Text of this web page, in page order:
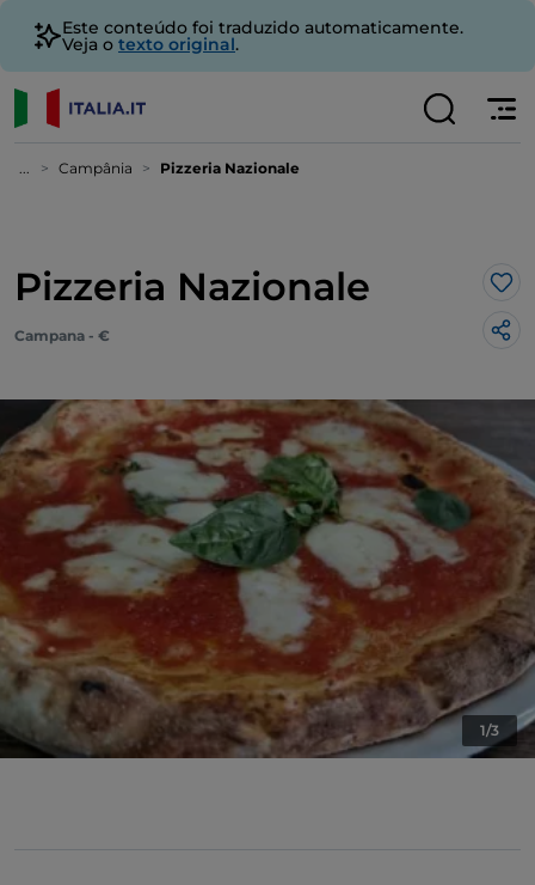
Este conteúdo foi traduzido automaticamente.
Veja o texto original.
... Campânia Pizzeria Nazionale
Pizzeria Nazionale
Campana - €
1/3